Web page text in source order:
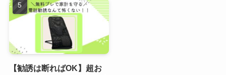
【勧誘は断ればOK】超お